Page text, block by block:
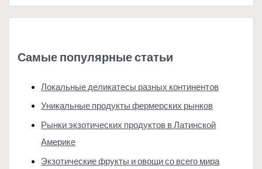
Самые популярные статьи
Локальные деликатесы разных континентов
Уникальные продукты фермерских рынков
Рынки экзотических продуктов в Латинской
Америке
Экзотические фрукты и овощи со всего мира